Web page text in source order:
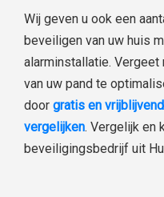
Wij geven u ook een
beveiligen van uw huis
alarminstallatie.
van uw pand te
door gratis en
vergelijken. Vergelijk en
beveiligingsbedrijf uit